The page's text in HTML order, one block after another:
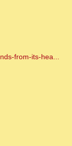
from-its-hea...